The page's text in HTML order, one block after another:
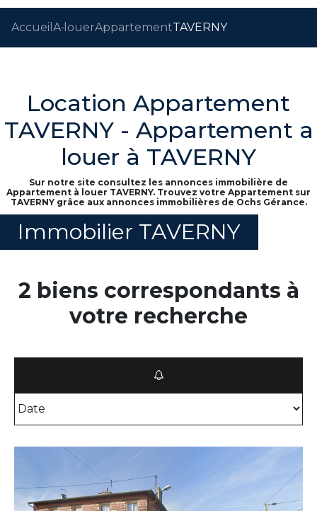
Accueil A louerAppartementTAVERNY
Location Appartement
TAVERNY - Appartement a
louer à TAVERNY
Sur notre site consultez les annonces immobilière de
Appartement à louer TAVERNY. Trouvez votre Appartement sur
TAVERNY grâce aux annonces immobilières de Ochs Gérance.
Immobilier TAVERNY
2 biens correspondants à
votre recherche